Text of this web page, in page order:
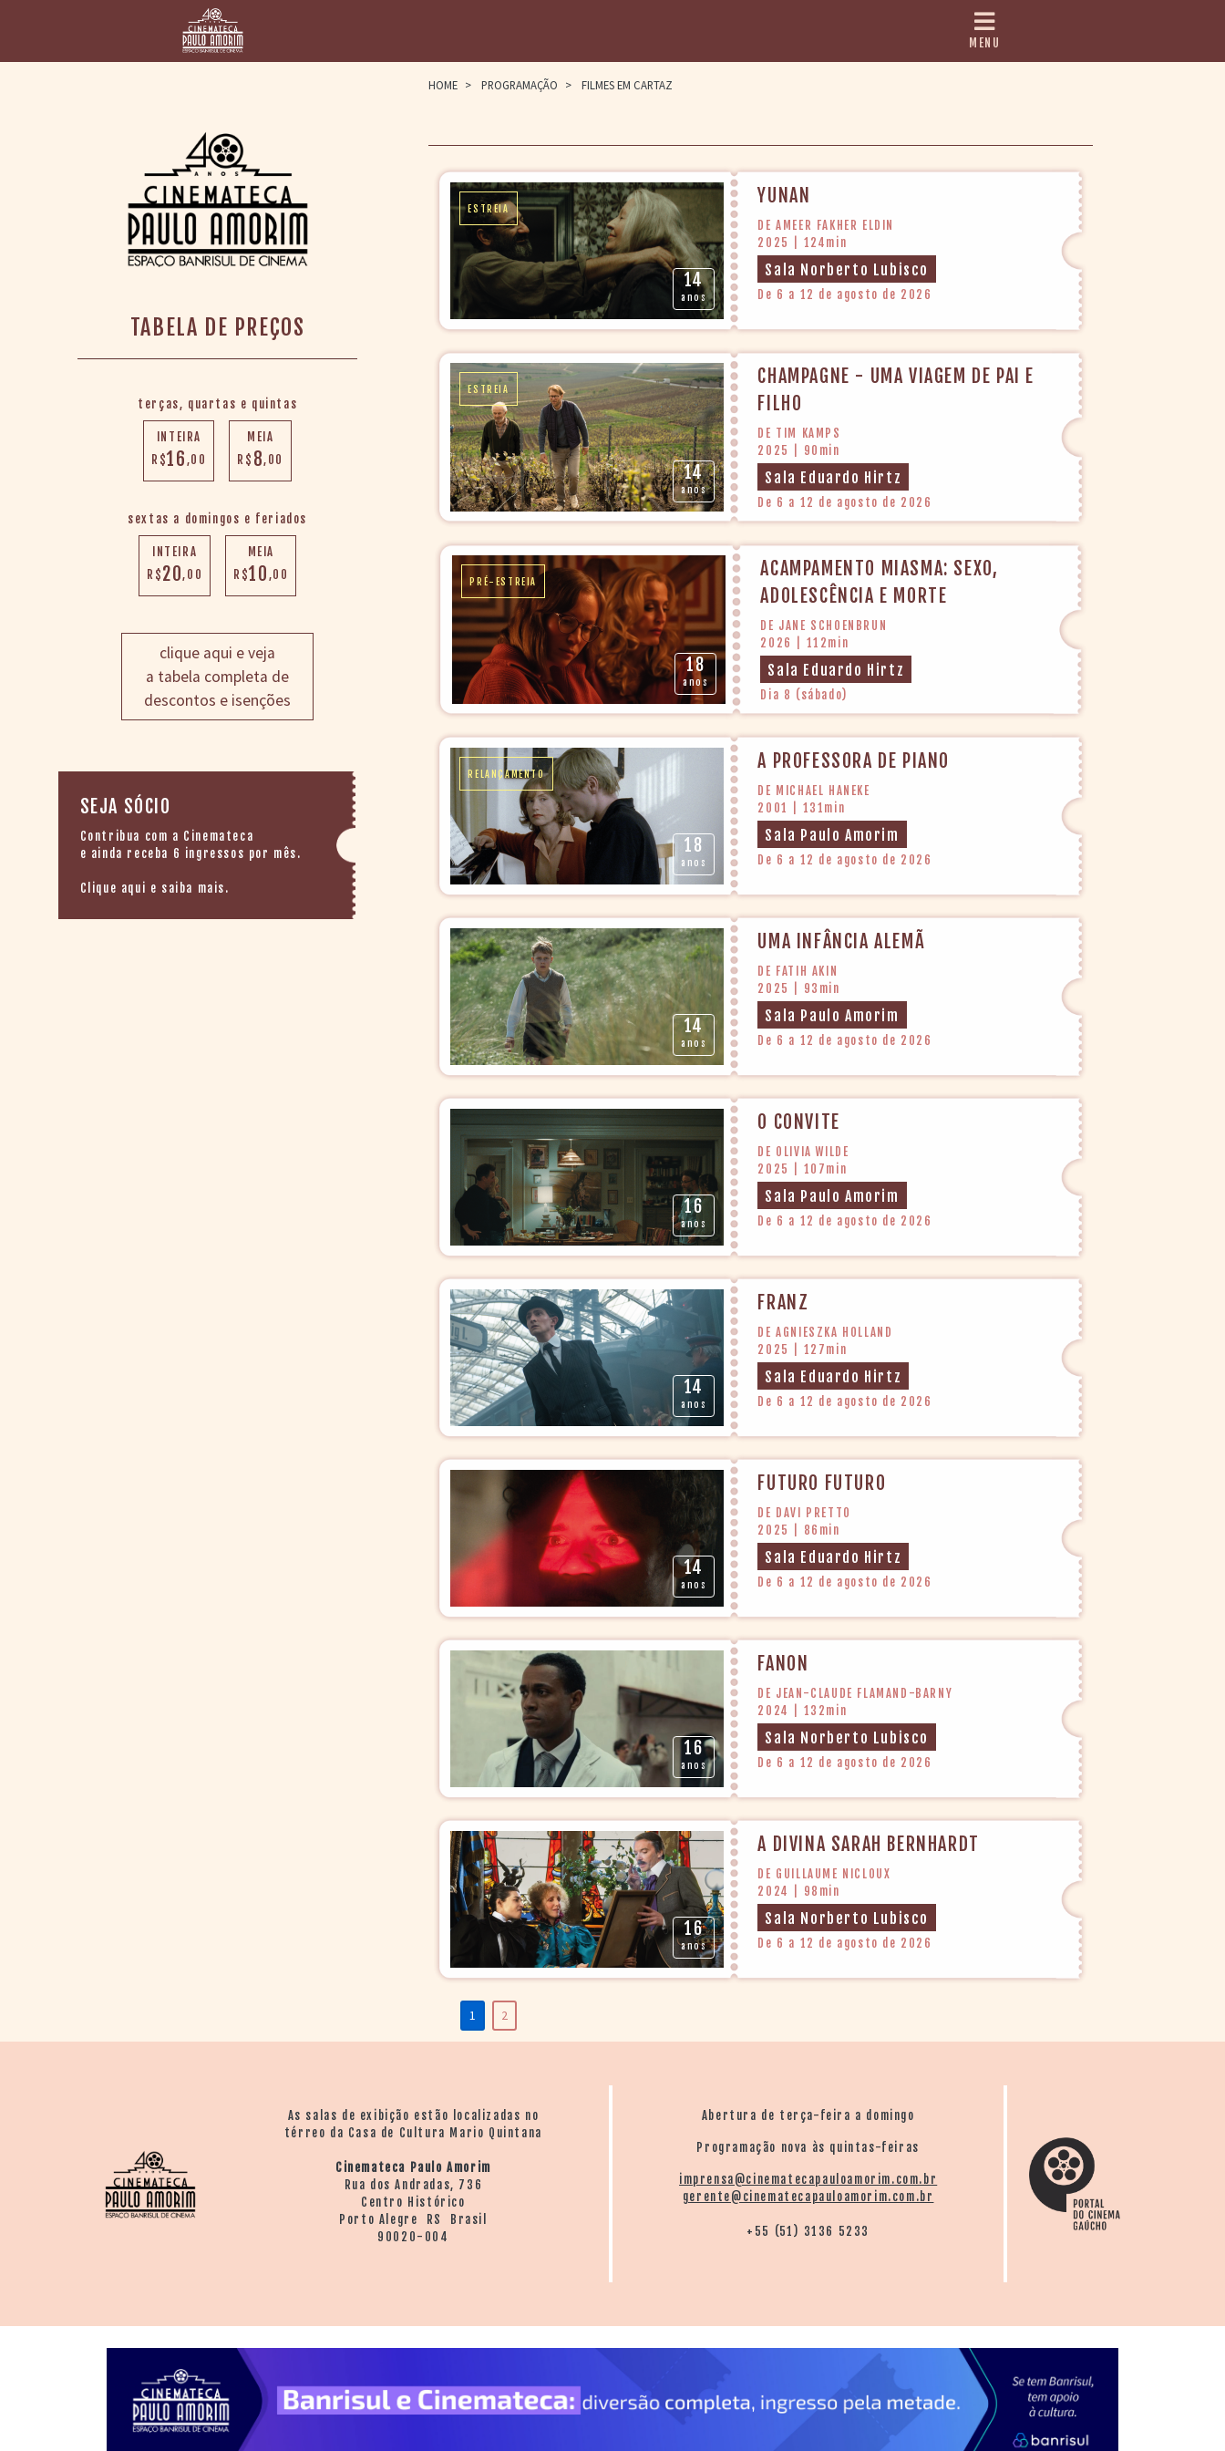
> HOMENAGEADOS
> ASSOCIAÇÃO DOS
> BIBLIOTECA
> GRADE SEMANAL
CINEMA GAÚCHO
> BUSCA AVANÇADA
> FILMOGRAFIAS DE
> BIBLIOGRAFIAS
LOCALIZAÇÃO
MENU
HOME > PROGRAMAÇÃO > FILMES EM CARTAZ
TABELA DE PREÇOS
terças, quartas e quintas
INTEIRA
R$16,00
MEIA
R$ 8,00
sextas a domingos e feriados
INTEIRA
R$20,00
MEIA
R$10,00
clique aqui e veja
a tabela completa de
descontos e isenções
SEJA SÓCIO
Contribua com a Cinemateca
e ainda receba 6 ingressos por mês.
Clique aqui e saiba mais.
ESTREIA
14
anos
YUNAN
DE AMEER FAKHER ELDIN
2025 | 124min
Sala Norberto Lubisco
De 6 a 12 de agosto de 2026
ESTREIA
14
anos
CHAMPAGNE - UMA VIAGEM DE PAI E
FILHO
DE TIM KAMPS
2025 | 90min
Sala Eduardo Hirtz
De 6 a 12 de agosto de 2026
PRÉ-ESTREIA
18
anos
ACAMPAMENTO MIASMA: SEXO,
ADOLESCÊNCIA E MORTE
DE JANE SCHOENBRUN
2026 | 112min
Sala Eduardo Hirtz
Dia 8 (sábado)
RELANÇAMENTO
18
anos
A PROFESSORA DE PIANO
DE MICHAEL HANEKE
2001 | 131min
Sala Paulo Amorim
De 6 a 12 de agosto de 2026
14
anos
UMA INFÂNCIA ALEMÃ
DE FATIH AKIN
2025 | 93min
Sala Paulo Amorim
De 6 a 12 de agosto de 2026
16
anos
O CONVITE
DE OLIVIA WILDE
2025 | 107min
Sala Paulo Amorim
De 6 a 12 de agosto de 2026
14
anos
FRANZ
DE AGNIESZKA HOLLAND
2025 | 127min
Sala Eduardo Hirtz
De 6 a 12 de agosto de 2026
14
anos
FUTURO FUTURO
DE DAVI PRETTO
2025 | 86min
Sala Eduardo Hirtz
De 6 a 12 de agosto de 2026
16
anos
FANON
DE JEAN-CLAUDE FLAMAND-BARNY
2024 | 132min
Sala Norberto Lubisco
De 6 a 12 de agosto de 2026
16
anos
A DIVINA SARAH BERNHARDT
DE GUILLAUME NICLOUX
2024 | 98min
Sala Norberto Lubisco
De 6 a 12 de agosto de 2026
1 2
As salas de exibição estão localizadas no
térreo da Casa de Cultura Mario Quintana
Cinemateca Paulo Amorim
Rua dos Andradas, 736
Centro Histórico
Porto Alegre RS Brasil
90020-004
Abertura de terça-feira a domingo
Programação nova às quintas-feiras
imprensa@cinematecapauloamorim.com.br
gerente@cinematecapauloamorim.com.br
+55 (51) 3136 5233